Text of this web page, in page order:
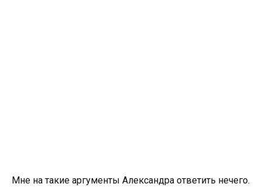
Мне на такие аргументы Александра ответить нечего.